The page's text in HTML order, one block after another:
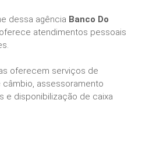
dessa agência Banco Do
atendimentos pessoais
oferecem serviços de
assessoramento
e disponibilização de caixa